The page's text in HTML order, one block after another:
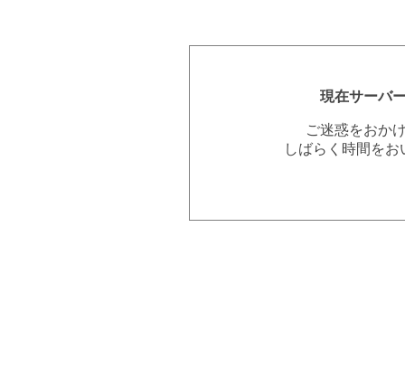
現在サーバ
ご迷惑をおか
しばらく時間を